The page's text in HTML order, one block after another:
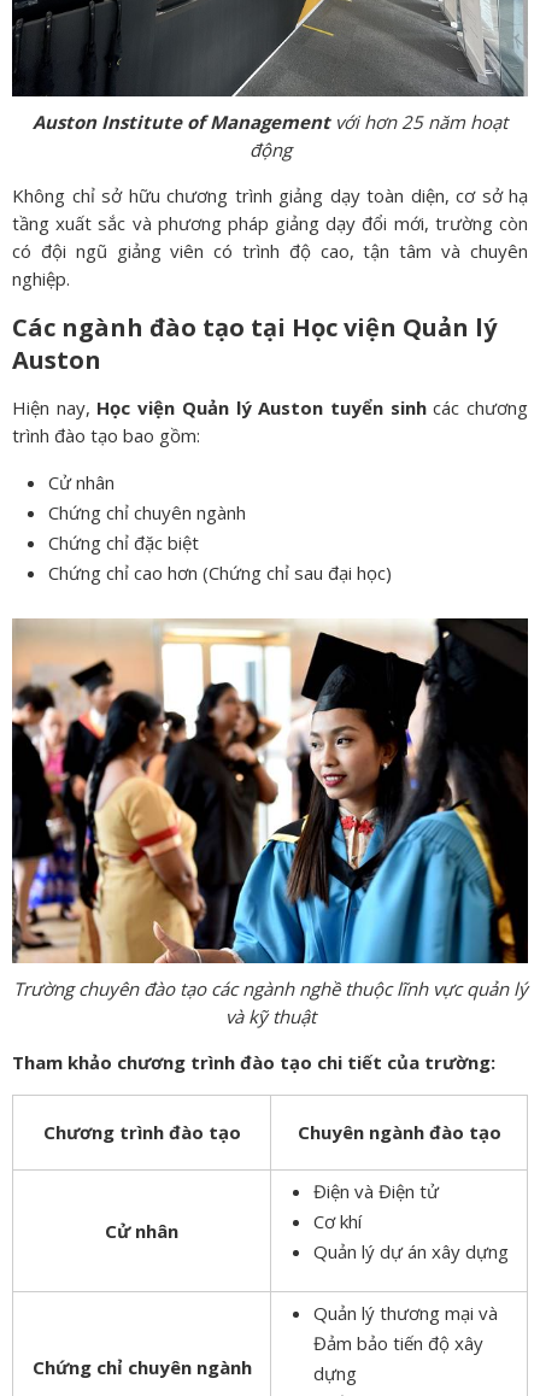
Auston Institute of Managementvới hơn 25 năm hoạt
động
Không chỉ sở hữu chương trình giảng dạy toàn diện, cơ sở hạ
tầng xuất sắc và phương pháp giảng dạy đổi mới, trường còn
có đội ngũ giảng viên có trình độ cao, tận tâm và chuyên
nghiệp.
Các ngành đào tạo tại Học viện Quản lý
Auston
Hiện nay, Học viện Quản lý Auston tuyển sinhcác chương
trình đào tạo bao gồm:
Cử nhân
Chứng chỉ chuyên ngành
Chứng chỉ đặc biệt
Chứng chỉ cao hơn (Chứng chỉ sau đại học)
Trường chuyên đào tạo các ngành nghề thuộc lĩnh vực quản lý
và kỹ thuật
Tham khảo chương trình đào tạo chi tiết của trường:
Chương trình đào tạo Chuyên ngành đào tạo
Cử nhân
Điện và Điện tử
Cơ khí
Quản lý dự án xây dựng
Chứng chỉ chuyên ngành
Quản lý thương mại và
Đảm bảo tiến độ xây
dựng